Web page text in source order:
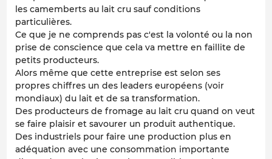
les camemberts au lait cru sauf conditions
particulières.
Ce que je ne comprends pas c'est la volonté ou la non
prise de conscience que cela va mettre en faillite de
petits producteurs.
Alors même que cette entreprise est selon ses
propres chiffres un des leaders européens (voir
mondiaux) du lait et de sa transformation.
Des producteurs de fromage au lait cru quand on veut
se faire plaisir et savourer un produit authentique.
Des industriels pour faire une production plus en
adéquation avec une consommation importante